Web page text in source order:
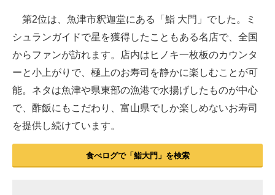
第2位は、魚津市釈迦堂にある「鮨 大門」でした。ミ
シュランガイドで星を獲得したこともある名店で、全国
からファンが訪れます。店内はヒノキ一枚板のカウンタ
ーと小上がりで、極上のお寿司を静かに楽しむことが可
能。ネタは魚津や県東部の漁港で水揚げしたものが中心
で、酢飯にもこだわり、富山県でしか楽しめないお寿司
を提供し続けています。
食べログで「鮨大門」を検索